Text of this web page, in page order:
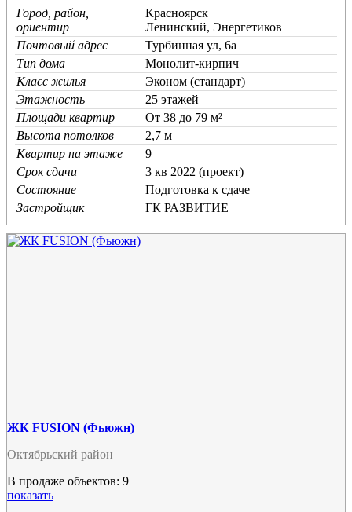
Город, район,
ориентир
Красноярск
Ленинский, Энергетиков
Почтовый адрес
Турбинная ул, 6а
Тип дома
Монолит-кирпич
Класс жилья
Эконом (стандарт)
Этажность
25 этажей
Площади квартир
От 38 до 79 м²
Высота потолков
2,7 м
Квартир на этаже
9
Срок сдачи
3 кв 2022 (проект)
Состояние
Подготовка к сдаче
Застройщик
ГК РАЗВИТИЕ
ЖК FUSION (Фьюжн)
Октябрьский район
В продаже объектов: 9
показать